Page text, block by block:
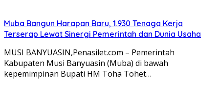
Muba Bangun Harapan Baru, 1.930 Tenaga Kerja
Terserap Lewat Sinergi Pemerintah dan Dunia Usaha
MUSI BANYUASIN,Penasilet.com – Pemerintah
Kabupaten Musi Banyuasin (Muba) di bawah
kepemimpinan Bupati HM Toha Tohet…